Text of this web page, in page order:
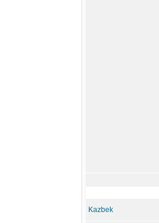
Kazbek